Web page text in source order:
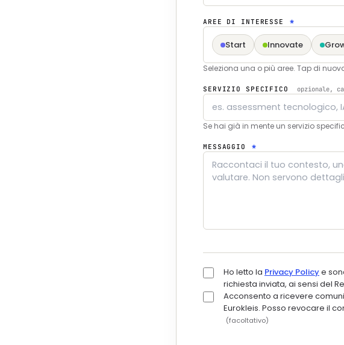
AREE DI INTERESSE *
Start Innovate
Seleziona una o più aree. Tap di
SERVIZIO SPECIFICO opzionale,
Se hai già in mente un servizio
MESSAGGIO *
Ho letto la Privacy Policye
richiesta inviata, ai sensi del
Acconsento a ricevere
Eurokleis. Posso revocare il
(facoltativo)